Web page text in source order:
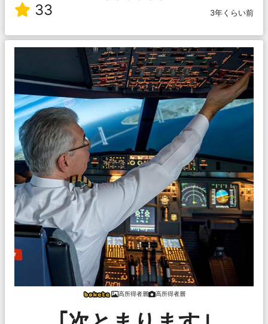
33 3年くらい前
高所得者層 高所得者層